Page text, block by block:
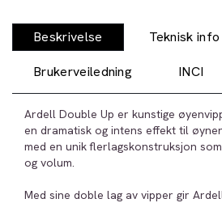
Beskrivelse Teknisk info
Brukerveiledning INCI
Ardell Double Up er kunstige
en dramatisk og intens effekt til
med en unik flerlagskonstruksjon
og volum.
Med sine doble lag av vipper gir